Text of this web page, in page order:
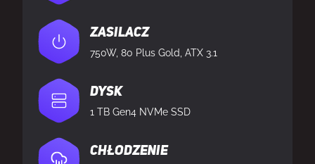
Zasilacz
750W, 80 Plus Gold, ATX 3.1
Dysk
1 TB Gen4 NVMe SSD
Chłodzenie